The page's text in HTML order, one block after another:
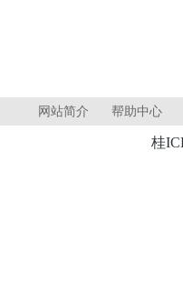
网站简介 帮助中心
桂